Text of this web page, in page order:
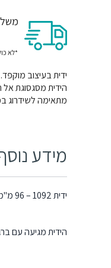
*לא
ידית בעיצוב מוקפד.
הידית מסגסוגת אל
מתאימה לשידרוג
מידע
ידית 1092 – 96 מ"מ ניקל מט מוברש 03
הידית מגיעה עם